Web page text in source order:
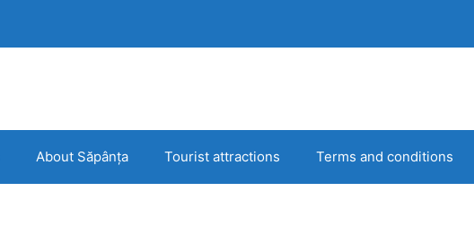
About Săpânța Tourist attractions Terms and conditions